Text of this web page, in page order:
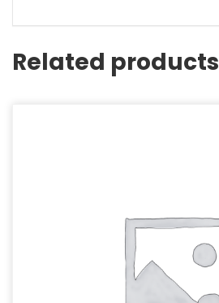
Related products